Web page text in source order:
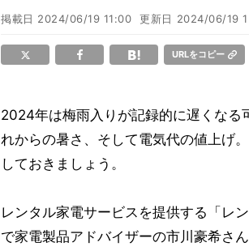
掲載日 2024/06/19 11:00 更新日 2024/06/19
URLをコピー
2024年は梅雨入りが記録的に遅くな
れからの暑さ、そして電気代の値上げ
しておきましょう。
レンタル家電サービスを提供する「レ
で家電製品アドバイザーの市川豪希さ